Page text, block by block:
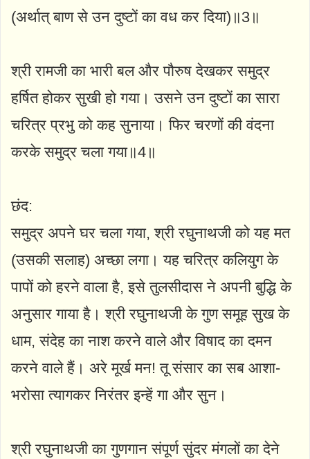
(अर्थात्‌ बाण से उन दुष्टों का वध कर दिया)॥3॥
श्री रामजी का भारी बल और पौरुष देखकर समुद्र
हर्षित होकर सुखी हो गया। उसने उन दुष्टों का सारा
चरित्र प्रभु को कह सुनाया। फिर चरणों की वंदना
करके समुद्र चला गया॥4॥
छंद:
समुद्र अपने घर चला गया, श्री रघुनाथजी को यह मत
(उसकी सलाह) अच्छा लगा। यह चरित्र कलियुग के
पापों को हरने वाला है, इसे तुलसीदास ने अपनी बुद्धि के
अनुसार गाया है। श्री रघुनाथजी के गुण समूह सुख के
धाम, संदेह का नाश करने वाले और विषाद का दमन
करने वाले हैं। अरे मूर्ख मन! तू संसार का सब आशा-
भरोसा त्यागकर निरंतर इन्हें गा और सुन।
श्री रघुनाथजी का गुणगान संपूर्ण सुंदर मंगलों का देने